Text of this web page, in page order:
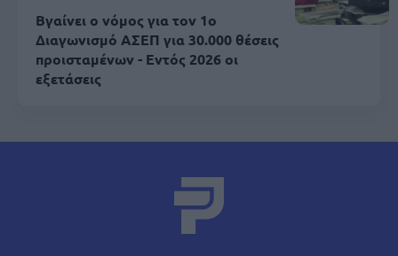
Βγαίνει ο νόμος για τον 1ο
Διαγωνισμό ΑΣΕΠ για 30.000 θέσεις
προισταμένων - Εντός 2026 οι
εξετάσεις